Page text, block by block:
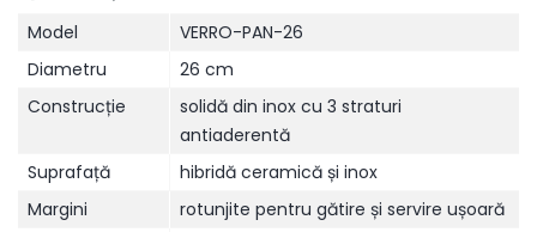
Model
VERRO-PAN-26
Diametru
26 cm
Construcție
solidă din inox cu 3 straturi
antiaderentă
Suprafață
hibridă ceramică și inox
Margini
rotunjite pentru gătire și servire ușoară